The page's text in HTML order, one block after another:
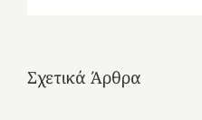
Σχετικά Άρθρα